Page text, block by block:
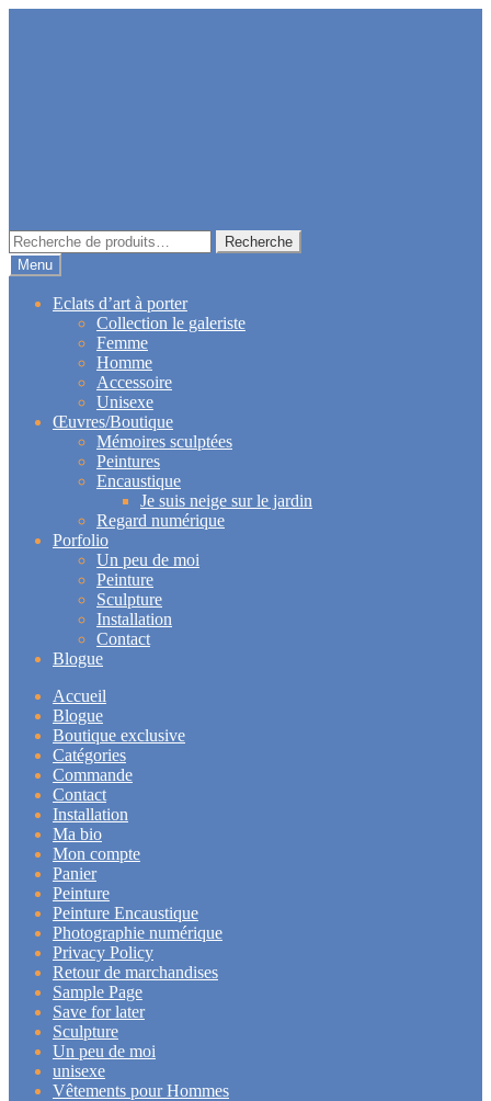
Recherche
pour :
Recherche
Menu
Eclats d’art à porter
Collection le galeriste
Femme
Homme
Accessoire
Unisexe
Œuvres/Boutique
Mémoires sculptées
Peintures
Encaustique
Je suis neige sur le jardin
Regard numérique
Porfolio
Un peu de moi
Peinture
Sculpture
Installation
Contact
Blogue
Accueil
Blogue
Boutique exclusive
Catégories
Commande
Contact
Installation
Ma bio
Mon compte
Panier
Peinture
Peinture Encaustique
Photographie numérique
Privacy Policy
Retour de marchandises
Sample Page
Save for later
Sculpture
Un peu de moi
unisexe
Vêtements pour Hommes